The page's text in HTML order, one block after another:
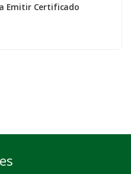
Emitir Certificado